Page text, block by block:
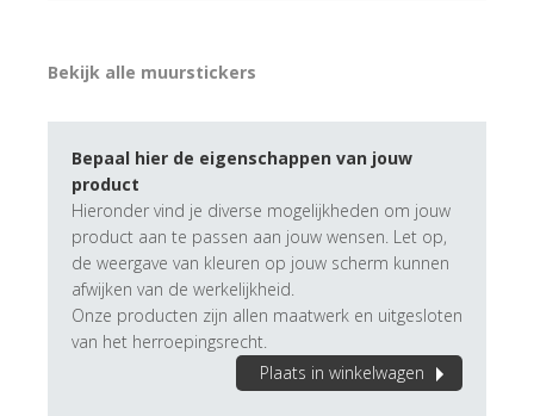
Bekijk alle muurstickers
Bepaal hier de eigenschappen van jouw
product
Hieronder vind je diverse mogelijkheden om jouw
product aan te passen aan jouw wensen. Let op,
de weergave van kleuren op jouw scherm kunnen
afwijken van de werkelijkheid.
Onze producten zijn allen maatwerk en uitgesloten
van het herroepingsrecht.
Plaats in winkelwagen